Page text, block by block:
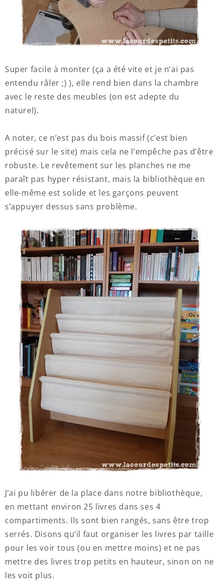
Super facile à monter (ça a été vite et je n’ai pas
entendu râler ;) ), elle rend bien dans la chambre
avec le reste des meubles (on est adepte du
naturel).
A noter, ce n’est pas du bois massif (c’est bien
précisé sur le site) mais cela ne l’empêche pas d’être
robuste. Le revêtement sur les planches ne me
paraît pas hyper résistant, mais la bibliothèque en
elle-même est solide et les garçons peuvent
s’appuyer dessus sans problème.
J’ai pu libérer de la place dans notre bibliothèque,
en mettant environ 25 livres dans ses 4
compartiments. Ils sont bien rangés, sans être trop
serrés. Disons qu’il faut organiser les livres par taille
pour les voir tous (ou en mettre moins) et ne pas
mettre des livres trop petits en hauteur, sinon on ne
les voit plus.